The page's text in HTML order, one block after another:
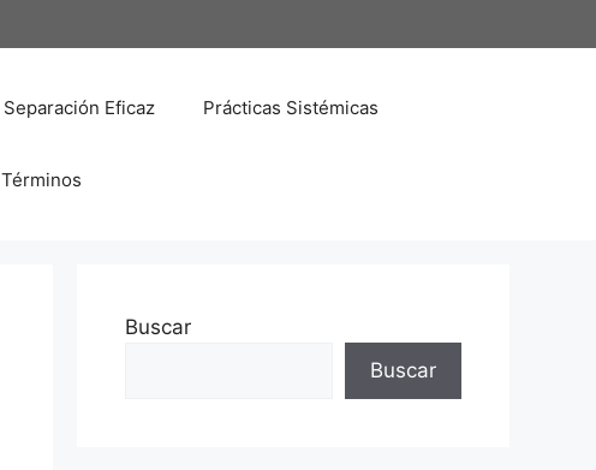
Separación Eficaz Prácticas Sistémicas
Términos
Buscar
Buscar